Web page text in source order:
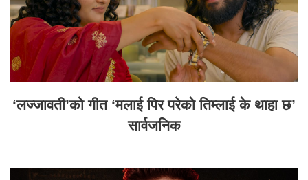
‘लज्जावती’को गीत ‘मलाई पिर परेको तिम्लाई के थाहा छ’
सार्वजनिक